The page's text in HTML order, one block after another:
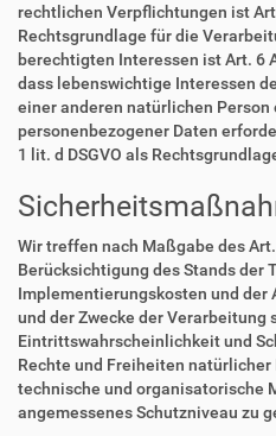
rechtlichen Verpflichtungen ist
Rechtsgrundlage für die
berechtigten Interessen ist Art. 6
dass lebenswichtige Interessen
einer anderen natürlichen Person
personenbezogener Daten
1 lit. d DSGVO als
Wir treffen nach Maßgabe des
Berücksichtigung des Stands der
Implementierungskosten und der
und der Zwecke der
Eintrittswahrscheinlichkeit und
Rechte und Freiheiten natürlicher
technische und organisatorische
angemessenes Schutzniveau zu